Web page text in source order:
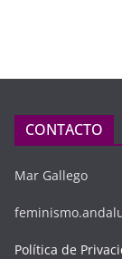
CONTACTO
Mar Gallego
Política de